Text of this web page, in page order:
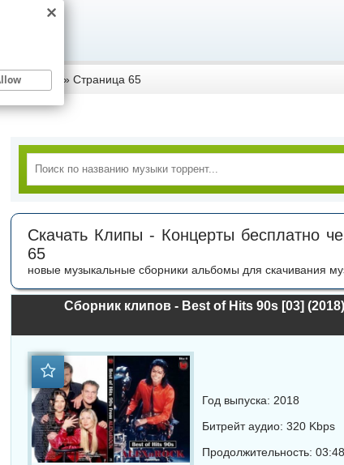
Концерты » Страница 65
Скачать Клипы - Концерты бесплатно
65
новые музыкальные сборники альбомы для скачивания
Сборник клипов - Best of Hits 90s [03]
Год выпуска: 2018
Битрейт аудио: 320 Kbps
Продолжительность: